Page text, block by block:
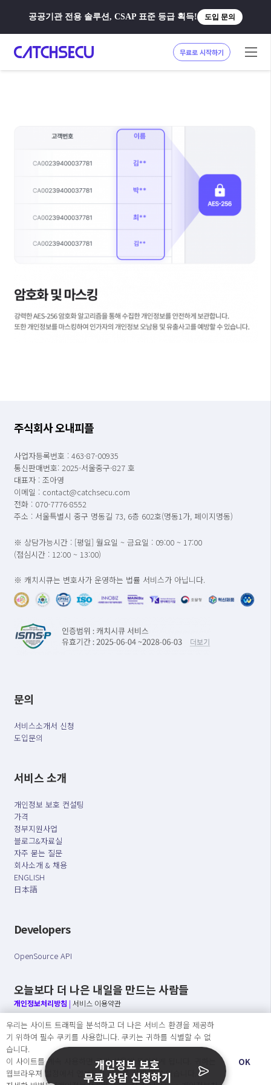
공공기관 전용 솔루션, CSAP 표준 등급 획득! 도입 문의
무료로 시작하기
주식회사 오내피플
사업자등록번호 : 463-87-00935
통신판매번호: 2025-서울중구-827 호
대표자 : 조아영
이메일 : contact@catchsecu.com
전화 : 070-7776-8552
주소 : 서울특별시 중구 명동길 73, 6층 602호(명동1가, 페이지명동)
※ 상담가능시간 : [평일] 월요일 ~ 금요일 : 09:00 ~ 17:00
(점심시간 : 12:00 ~ 13:00)
※ 캐치시큐는 변호사가 운영하는 법률 서비스가 아닙니다.
문의
서비스소개서 신청
도입문의
서비스 소개
개인정보 보호 컨설팅
가격
정부지원사업
블로그&자료실
자주 묻는 질문
회사소개 & 채용
ENGLISH
日本語
Developers
OpenSource API
오늘보다 더 나은 내일을 만드는 사람들
개인정보처리방침 | 서비스 이용약관
○ 개인정보보호 컴플라이언스를 선도하겠습니다.
○ 정보주체의 권리를 보장하겠습니다.
○ 기업의 개인정보보호를 위한 효율적 관리를 보장하겠습니다.
우리는 사이트 트래픽을 분석하고 더 나은 서비스 환경을 제공하
기 위하여 필수 쿠키를 사용합니다. 쿠키는 귀하를 식별할 수 없
습니다.
이 사이트를 계속 사용하면 쿠키 사용에 동의하게 됩니다. 귀하는
웹브라우져 설정에서 언제든지 쿠키를 삭제 할 수있습니다.
OK
개인정보 보호
무료 상담 신청하기